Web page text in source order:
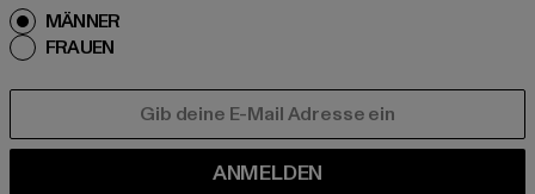
MÄNNER
FRAUEN
ANMELDEN